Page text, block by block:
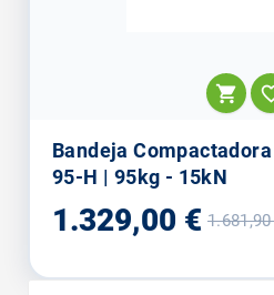

Bandeja
95-H | 95kg - 15kN
1.329,00 €